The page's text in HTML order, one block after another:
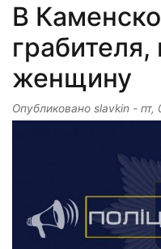
В
женщину
Опубликовано slavkin - пт,